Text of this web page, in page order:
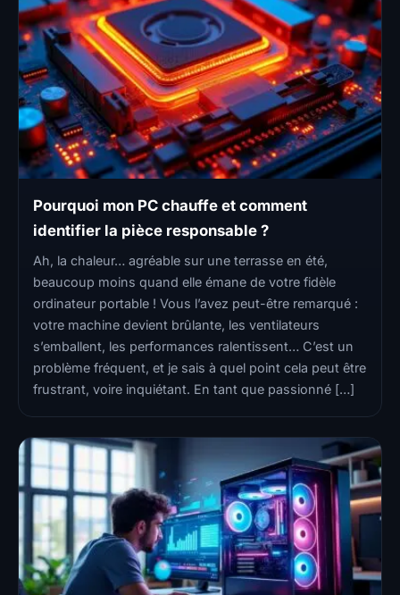
Pourquoi mon PC chauffe et comment
identifier la pièce responsable ?
Ah, la chaleur… agréable sur une terrasse en été,
beaucoup moins quand elle émane de votre fidèle
ordinateur portable ! Vous l’avez peut-être remarqué :
votre machine devient brûlante, les ventilateurs
s’emballent, les performances ralentissent… C’est un
problème fréquent, et je sais à quel point cela peut être
frustrant, voire inquiétant. En tant que passionné […]